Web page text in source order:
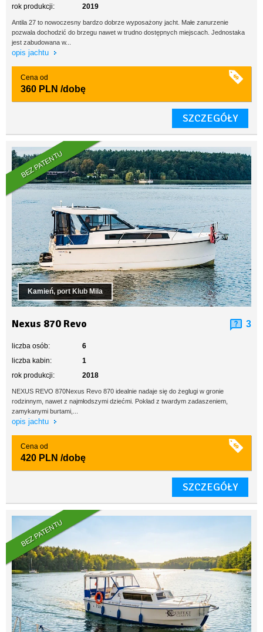
rok produkcji: 2019
Antila 27 to nowoczesny bardzo dobrze wyposażony jacht. Małe zanurzenie
pozwala dochodzić do brzegu nawet w trudno dostępnych miejscach. Jednostaka
jest zabudowana w...
opis jachtu
Cena od
360 PLN /dobę
SZCZEGÓŁY
BEZ PATENTU
Kamień, port Klub Mila
Nexus 870 Revo 3
liczba osób:
6
liczba kabin:
1
rok produkcji:
2018
NEXUS REVO 870Nexus Revo 870 idealnie nadaje się do żeglugi w gronie
rodzinnym, nawet z najmłodszymi dziećmi. Pokład z twardym zadaszeniem,
zamykanymi burtami,...
opis jachtu
Cena od
420 PLN /dobę
SZCZEGÓŁY
BEZ PATENTU